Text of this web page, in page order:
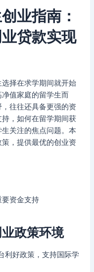
业指南：
贷款实现
择在求学期间就开始
值家庭的留学生而
往往还具备更强的资
，如何在留学期间获
关注的焦点问题。本
策，提供最优的创业资
资金支持
政策环境
利好政策，支持国际学